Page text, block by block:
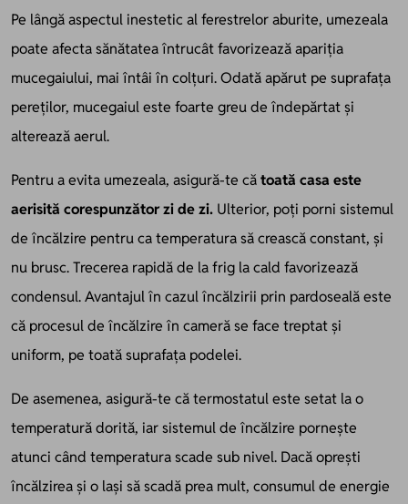
Pe lângă aspectul inestetic al ferestrelor aburite, umezeala
poate afecta sănătatea întrucât favorizează apariția
mucegaiului, mai întâi în colțuri. Odată apărut pe suprafața
pereților, mucegaiul este foarte greu de îndepărtat și
alterează aerul.
Pentru a evita umezeala, asigură-te cătoată casa este
aerisită corespunzător zi de zi. Ulterior, poți porni sistemul
de încălzire pentru ca temperatura să crească constant, și
nu brusc. Trecerea rapidă de la frig la cald favorizează
condensul. Avantajul în cazul încălzirii prin pardoseală este
că procesul de încălzire în cameră se face treptat și
uniform, pe toată suprafața podelei.
De asemenea, asigură-te că termostatul este setat la o
temperatură dorită, iar sistemul de încălzire pornește
atunci când temperatura scade sub nivel. Dacă oprești
încălzirea și o lași să scadă prea mult, consumul de energie